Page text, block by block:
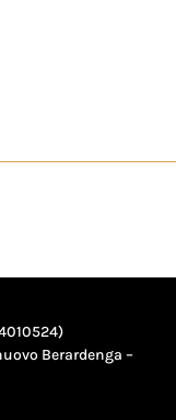
)
Berardenga –